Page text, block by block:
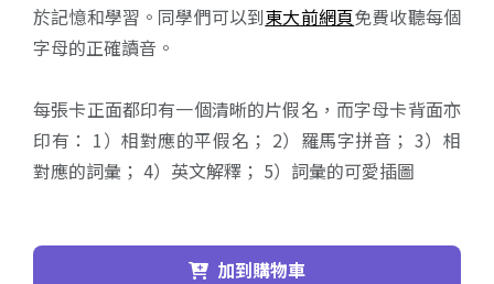
於記憶和學習。同學們可以到東大前網頁免費收聽每個
字母的正確讀音。
每張卡正面都印有一個清晰的片假名，而字母卡背面亦
印有： 1）相對應的平假名； 2）羅馬字拼音； 3）相
對應的詞彙； 4）英文解釋； 5）詞彙的可愛插圖
加到購物車